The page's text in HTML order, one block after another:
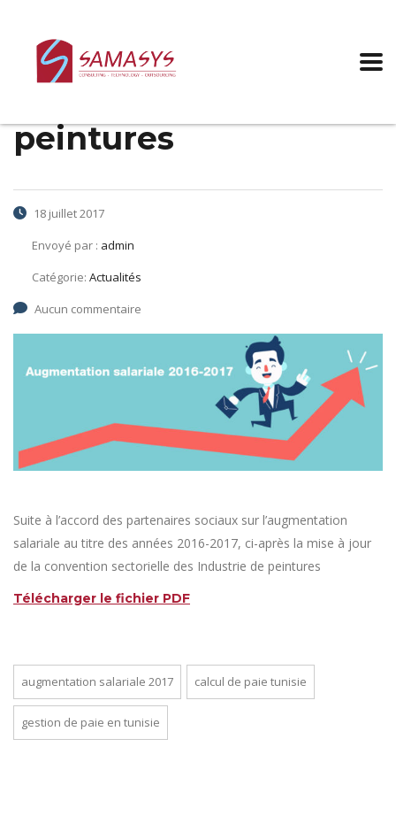
Augmentation
salariale 2016-2017 –
peintures
18 juillet 2017
Envoyé par : admin
Catégorie: Actualités
Aucun commentaire
Suite à l’accord des partenaires sociaux sur l’augmentation
salariale au titre des années 2016-2017, ci-après la mise à jour
de la convention sectorielle des Industrie de peintures
Télécharger le fichier PDF
augmentation salariale 2017 calcul de paie tunisie
gestion de paie en tunisie